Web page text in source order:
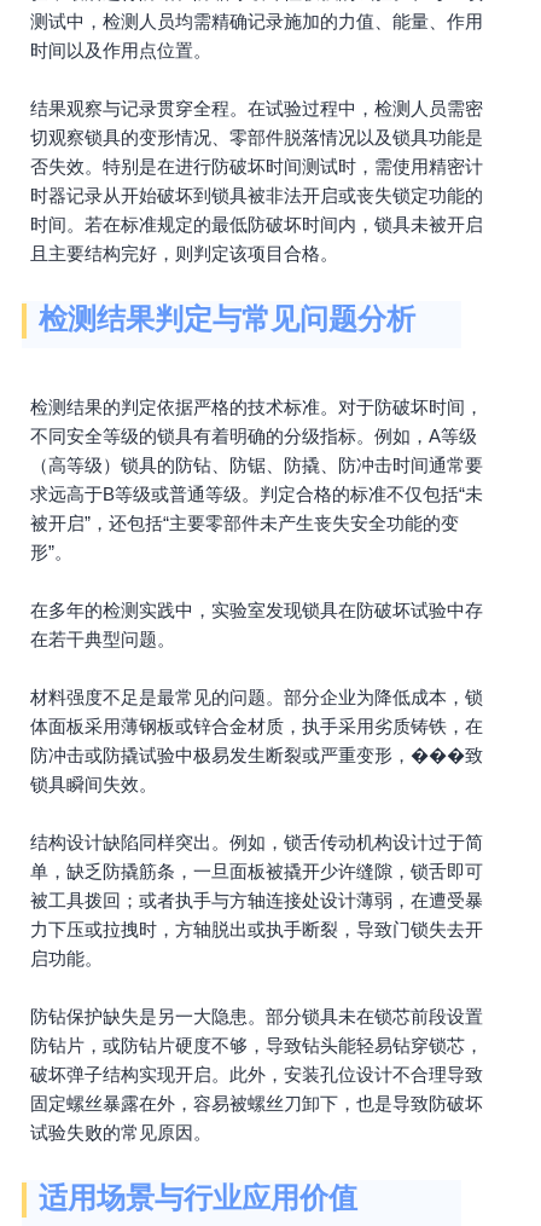
测试中，检测人员均需精确记录施加的力值、能量、作用
时间以及作用点位置。
结果观察与记录贯穿全程。在试验过程中，检测人员需密
切观察锁具的变形情况、零部件脱落情况以及锁具功能是
否失效。特别是在进行防破坏时间测试时，需使用精密计
时器记录从开始破坏到锁具被非法开启或丧失锁定功能的
时间。若在标准规定的最低防破坏时间内，锁具未被开启
且主要结构完好，则判定该项目合格。
检测结果判定与常见问题分析
检测结果的判定依据严格的技术标准。对于防破坏时间，
不同安全等级的锁具有着明确的分级指标。例如，A等级
（高等级）锁具的防钻、防锯、防撬、防冲击时间通常要
求远高于B等级或普通等级。判定合格的标准不仅包括“未
被开启”，还包括“主要零部件未产生丧失安全功能的变
形”。
在多年的检测实践中，实验室发现锁具在防破坏试验中存
在若干典型问题。
材料强度不足是最常见的问题。部分企业为降低成本，锁
体面板采用薄钢板或锌合金材质，执手采用劣质铸铁，在
防冲击或防撬试验中极易发生断裂或严重变形，���致
锁具瞬间失效。
结构设计缺陷同样突出。例如，锁舌传动机构设计过于简
单，缺乏防撬筋条，一旦面板被撬开少许缝隙，锁舌即可
被工具拨回；或者执手与方轴连接处设计薄弱，在遭受暴
力下压或拉拽时，方轴脱出或执手断裂，导致门锁失去开
启功能。
防钻保护缺失是另一大隐患。部分锁具未在锁芯前段设置
防钻片，或防钻片硬度不够，导致钻头能轻易钻穿锁芯，
破坏弹子结构实现开启。此外，安装孔位设计不合理导致
固定螺丝暴露在外，容易被螺丝刀卸下，也是导致防破坏
试验失败的常见原因。
适用场景与行业应用价值